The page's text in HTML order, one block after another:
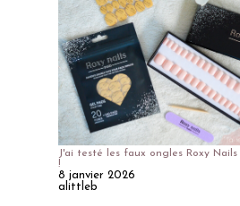
J'ai testé les faux ongles Roxy Nails
!
8 janvier 2026
alittleb